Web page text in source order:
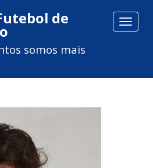
Toggle
de
somos mais